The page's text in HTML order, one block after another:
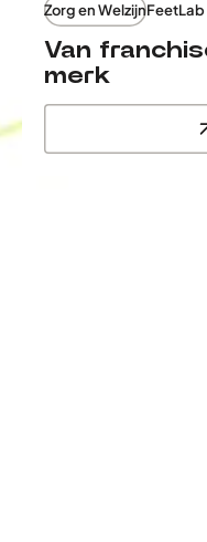
Zorg en WelzijnFeetLab
Van
merk